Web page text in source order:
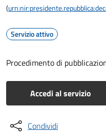
(
Servizio attivo
Procedimento di
Accedi al servizio
Condividi